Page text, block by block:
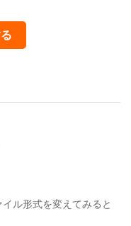
ル形式を変えてみると